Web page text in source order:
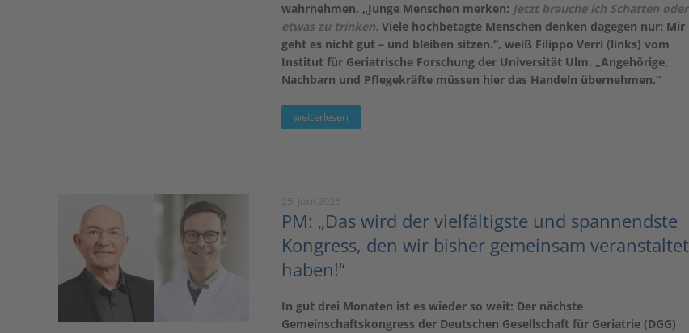
wahrnehmen. „Junge Menschen merken: Jetzt brauche ich Schatten oder
etwas zu trinken. Viele hochbetagte Menschen denken dagegen nur: Mir
geht es nicht gut – und bleiben sitzen.“, weiß Filippo Verri (links) vom
Institut für Geriatrische Forschung der Universität Ulm. „Angehörige,
Nachbarn und Pflegekräfte müssen hier das Handeln übernehmen.“
weiterlesen
PM: „Das wird der vielfältigste und spannendste
Kongress, den wir bisher gemeinsam veranstaltet
haben!“
In gut drei Monaten ist es wieder so weit: Der nächste
Gemeinschaftskongress der Deutschen Gesellschaft für Geriatrie (DGG)